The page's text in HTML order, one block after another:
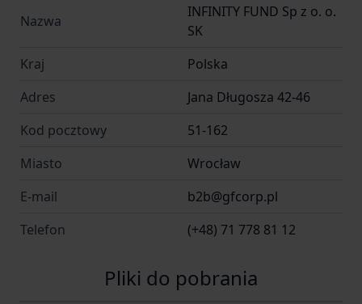
Nazwa
INFINITY FUND Sp z o. o.
SK
Kraj
Polska
Adres
Jana Długosza 42-46
Kod pocztowy
51-162
Miasto
Wrocław
E-mail
b2b@gfcorp.pl
Telefon
(+48) 71 778 81 12
Pliki do pobrania